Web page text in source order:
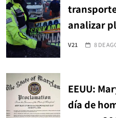
analizar
V21 8 DE
EEUU:
día de